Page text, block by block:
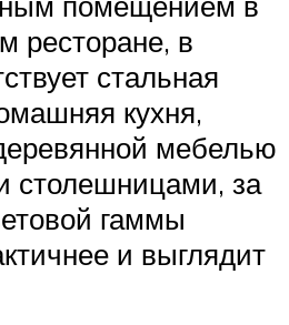
ресторане, в
стальная
кухня,
мебелью
столешницами, за
гаммы
и выглядит